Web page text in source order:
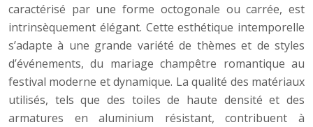
caractérisé par une forme octogonale ou carrée, est
intrinsèquement élégant. Cette esthétique intemporelle
s’adapte à une grande variété de thèmes et de styles
d’événements, du mariage champêtre romantique au
festival moderne et dynamique. La qualité des matériaux
utilisés, tels que des toiles de haute densité et des
armatures en aluminium résistant, contribuent à